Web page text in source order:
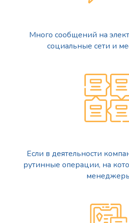
Много сообщений на
социальные сети и
Если в деятельности
рутинные операции, на